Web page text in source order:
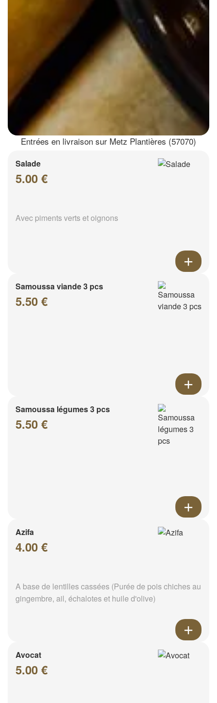
Entrées en livraison sur Metz Plantières (57070)
Salade
5.00 €
Avec piments verts et oignons
Samoussa viande 3 pcs
5.50 €
Samoussa légumes 3 pcs
5.50 €
Azifa
4.00 €
A base de lentilles cassées (Purée de pois chiches au
gingembre, ail, échalotes et huile d'olive)
Avocat
5.00 €